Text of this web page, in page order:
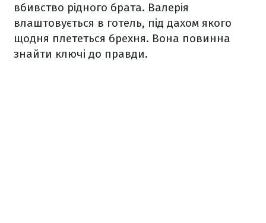
вбивство рідного брата. Валерія
влаштовується в готель, під дахом якого
щодня плететься брехня. Вона повинна
знайти ключі до правди.